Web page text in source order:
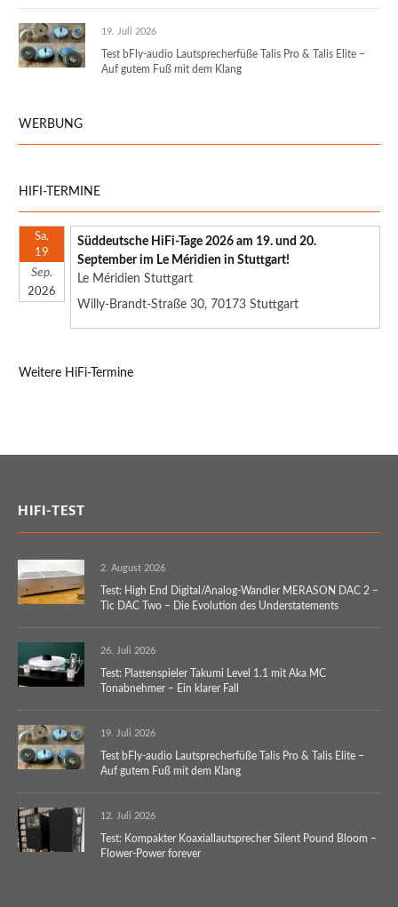
19. Juli 2026
Test bFly-audio Lautsprecherfüße Talis Pro & Talis Elite –
Auf gutem Fuß mit dem Klang
WERBUNG
HIFI-TERMINE
Sa.
19
Sep.
2026
Süddeutsche HiFi-Tage 2026 am 19. und 20.
September im Le Méridien in Stuttgart!
Le Méridien Stuttgart
Willy-Brandt-Straße 30, 70173 Stuttgart
Weitere HiFi-Termine
HIFI-TEST
2. August 2026
Test: High End Digital/Analog-Wandler MERASON DAC 2 –
Tic DAC Two – Die Evolution des Understatements
26. Juli 2026
Test: Plattenspieler Takumi Level 1.1 mit Aka MC
Tonabnehmer – Ein klarer Fall
19. Juli 2026
Test bFly-audio Lautsprecherfüße Talis Pro & Talis Elite –
Auf gutem Fuß mit dem Klang
12. Juli 2026
Test: Kompakter Koaxiallautsprecher Silent Pound Bloom –
Flower-Power forever